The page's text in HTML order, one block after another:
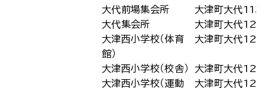
大代前場集会所
大津町大代
大代集会所
大津町大代
大津西小学校（体育
館）
大津町大代
大津西小学校（校舎）
大津町大代
大津西小学校（運動
大津町大代